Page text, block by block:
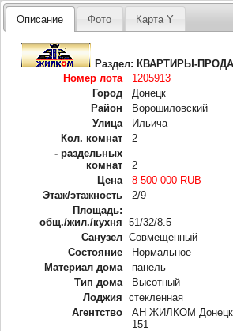
Описание Фото Карта Y
Раздел:КВАРТИРЫ-
Номер лота
1205913
Город
Донецк
Район
Ворошиловский
Улица
Ильича
Кол. комнат
2
- раздельных
комнат
2
Цена
8 500 000 RUB
Этаж/этажность
2/9
Площадь:
общ./жил./кухня
51/32/8.5
Санузел Совмещенный
Состояние
Нормальное
Материал дома
панель
Тип дома
Высотный
Лоджия
стекленная
Агентство
АН ЖИЛКОМ Донецк
151